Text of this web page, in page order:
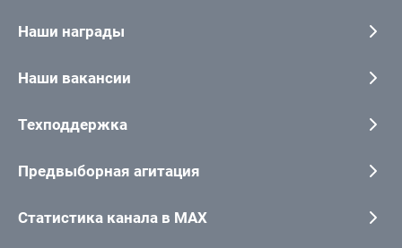
Наши награды
Наши вакансии
Техподдержка
Предвыборная агитация
Статистика канала в MAX